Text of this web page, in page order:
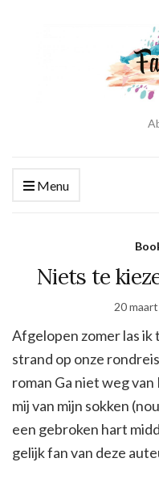
Menu
Niets te
20
Afgelopen zomer las ik
strand op onze
roman Ga niet weg
mij van mijn sokken
een gebroken hart
gelijk fan van deze